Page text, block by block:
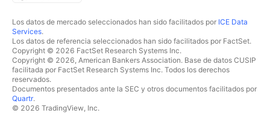
Los datos de mercado seleccionados han sido facilitados por ICE Data
Services.
Los datos de referencia seleccionados han sido facilitados por FactSet.
Copyright © 2026 FactSet Research Systems Inc.
Copyright © 2026, American Bankers Association. Base de datos CUSIP
facilitada por FactSet Research Systems Inc. Todos los derechos
reservados.
Documentos presentados ante la SEC y otros documentos facilitados por
Quartr.
© 2026 TradingView, Inc.